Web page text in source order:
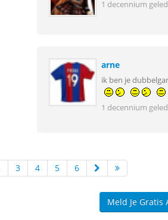
1 decennium
arne
ik ben je
1 decennium
3 4 5 6
Meld Je Gratis